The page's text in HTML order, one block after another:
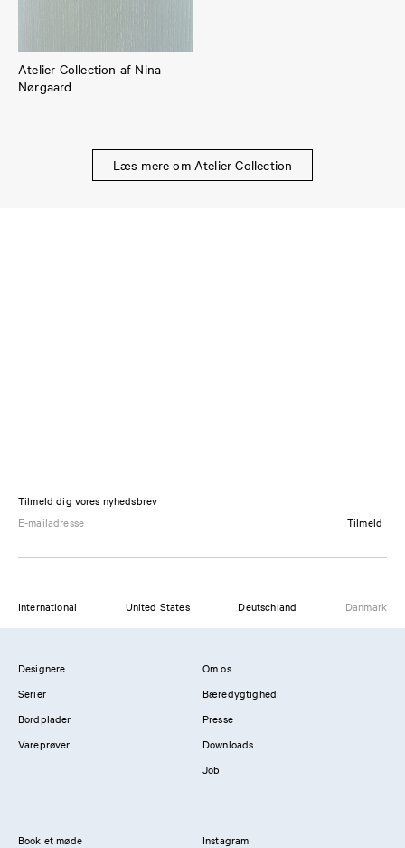
Atelier Collection af Nina
Nørgaard
Læs mere om Atelier Collection
Tilmeld dig vores nyhedsbrev
Tilmeld
International United States Deutschland Danmark
Designere
Serier
Bordplader
Vareprøver
Om os
Bæredygtighed
Presse
Downloads
Job
Book et møde Instagram